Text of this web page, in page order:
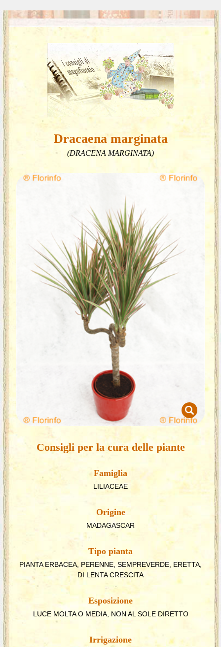
Dracaena marginata
(DRACENA MARGINATA)
Consigli per la cura delle piante
Famiglia
LILIACEAE
Origine
MADAGASCAR
Tipo pianta
PIANTA ERBACEA, PERENNE, SEMPREVERDE, ERETTA,
DI LENTA CRESCITA
Esposizione
LUCE MOLTA O MEDIA, NON AL SOLE DIRETTO
Irrigazione